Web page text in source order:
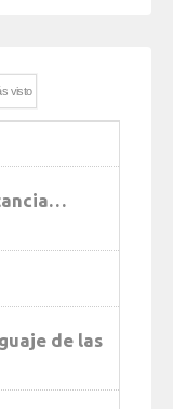
visto
de las